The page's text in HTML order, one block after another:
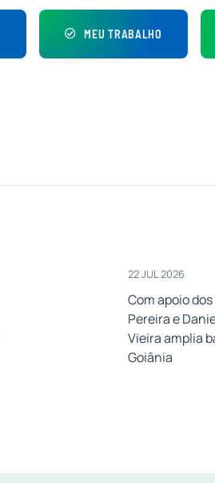
MEU TRABALHO
22 JUL 2026
Com apoio
Pereira e
Vieira amplia
Goiânia